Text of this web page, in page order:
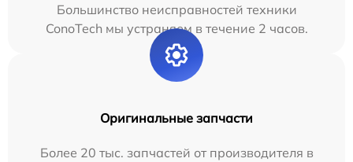
Большинство неисправностей техники
ConoTech мы устраняем в течение 2 часов.
Оригинальные запчасти
Более 20 тыс. запчастей от производителя в